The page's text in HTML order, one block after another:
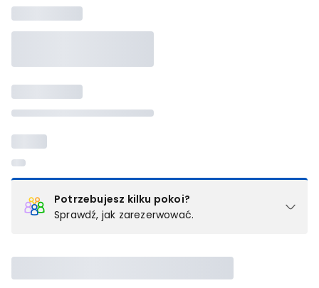
Potrzebujesz kilku pokoi?
Sprawdź, jak zarezerwować.
pokoju (lub apartamencie, willi itd.). Wybierz jedną z ofert z listy